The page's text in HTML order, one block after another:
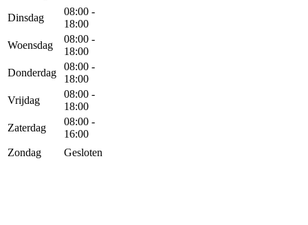
Dinsdag
08:00 -
18:00
Woensdag
08:00 -
18:00
Donderdag
08:00 -
18:00
Vrijdag
08:00 -
18:00
Zaterdag
08:00 -
16:00
Zondag
Gesloten